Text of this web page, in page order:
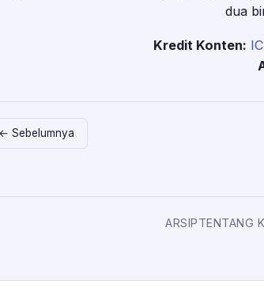
dua
Kredit Konten:
← Sebelumnya
ARSIPTENTANG